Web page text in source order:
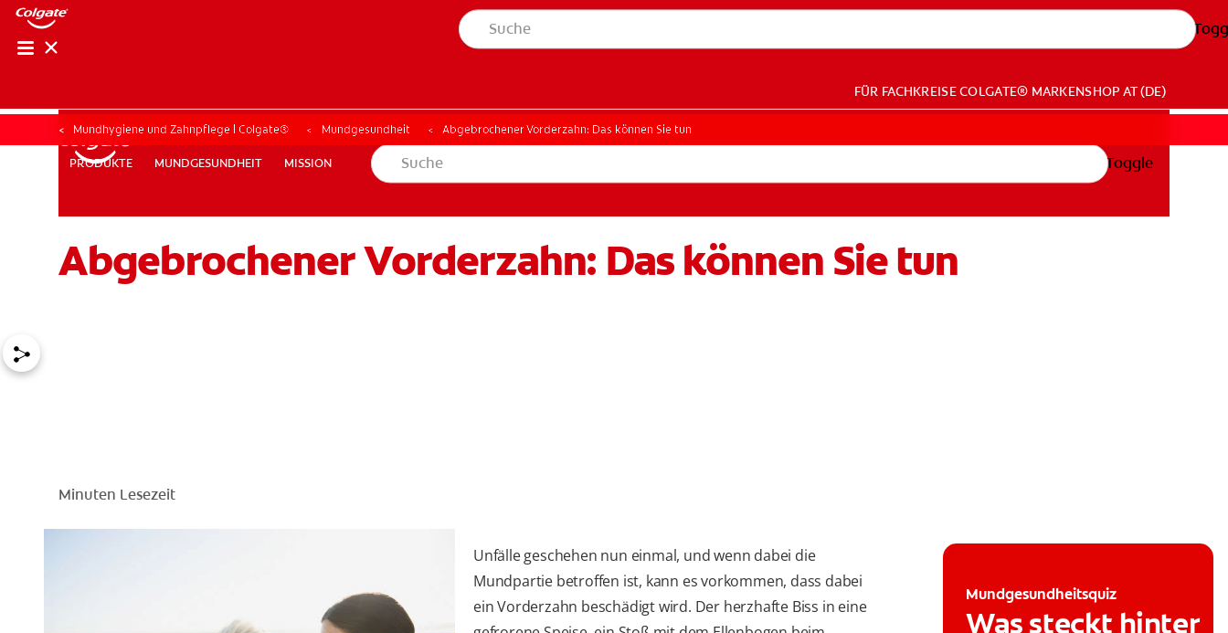
PRODUKTE MUNDGESUNDHEIT MISSION
FÜR FACHKREISE COLGATE® MARKENSHOP AT (DE)
FÜR FACHKREISECOLGATE® MARKENSHOP AT (DE)
PRODUKTE MUNDGESUNDHEIT MISSION Toggle
Mundhygiene und Zahnpflege | Colgate® Mundgesundheit Abgebrochener Vorderzahn: Das können Sie tun
Abgebrochener Vorderzahn: Das können Sie tun
Minuten Lesezeit
Unfälle geschehen nun einmal, und wenn dabei die
Mundpartie betroffen ist, kann es vorkommen, dass dabei
ein Vorderzahn beschädigt wird. Der herzhafte Biss in eine
Mundgesundheitsquiz
Was steckt hinter